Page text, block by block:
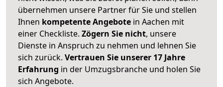
übernehmen unsere Partner für Sie und stellen
Ihnen kompetente Angebote in Aachen mit
einer Checkliste. Zögern Sie nicht, unsere
Dienste in Anspruch zu nehmen und lehnen Sie
sich zurück. Vertrauen Sie unserer 17 Jahre
Erfahrung in der Umzugsbranche und holen Sie
sich Angebote.